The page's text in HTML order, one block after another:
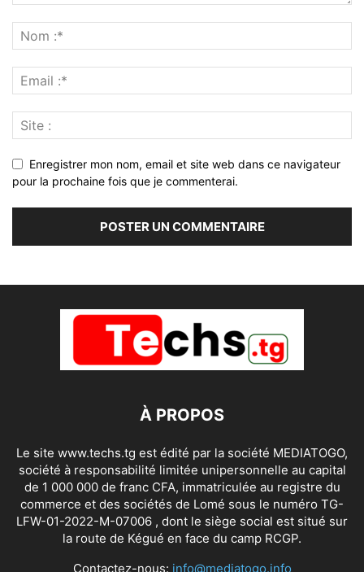
Enregistrer mon nom, email et site web dans ce navigateur
pour la prochaine fois que je commenterai.
À PROPOS
Le site www.techs.tg est édité par la société MEDIATOGO,
société à responsabilité limitée unipersonnelle au capital
de 1 000 000 de franc CFA, immatriculée au registre du
commerce et des sociétés de Lomé sous le numéro TG-
LFW-01-2022-M-07006 , dont le siège social est situé sur
la route de Kégué en face du camp RCGP.
Contactez-nous: info@mediatogo.info